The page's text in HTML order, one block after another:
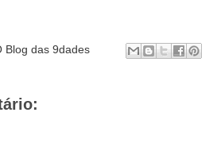
Blog das 9dades